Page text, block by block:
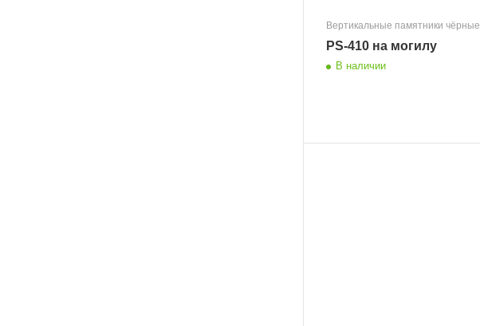
Вертикальные памятники чёрные
PS-410 на могилу
В наличии